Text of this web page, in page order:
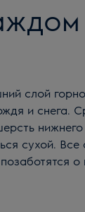
и снега.
сухой. Все
о